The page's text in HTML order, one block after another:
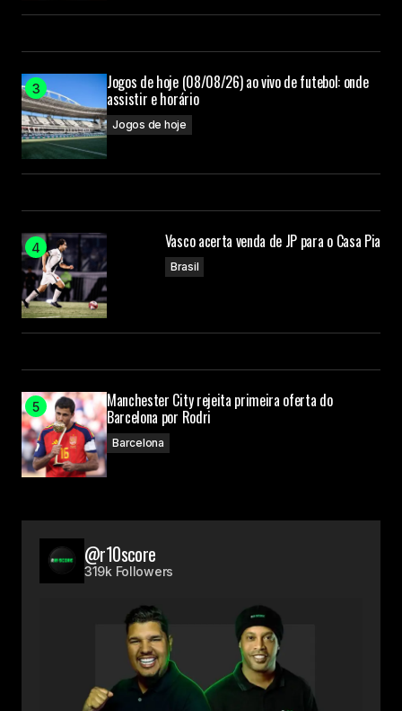
Jogos de hoje (08/08/26) ao vivo de futebol: onde
assistir e horário
Jogos de hoje
Vasco acerta venda de JP para o Casa Pia
Brasil
Manchester City rejeita primeira oferta do
Barcelona por Rodri
Barcelona
@r10score
319k Followers